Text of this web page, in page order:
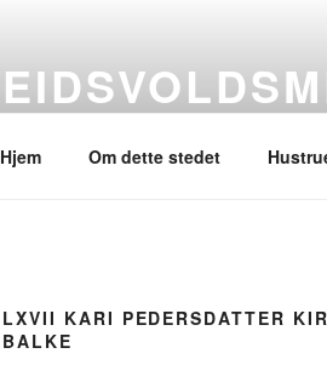
Hjem Om dette stedet
LXVII KARI PEDERSDATTER
BALKE